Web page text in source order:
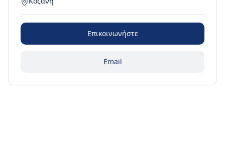
Επικοινωνήστε
Email